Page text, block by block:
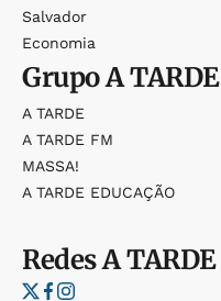
Salvador
Economia
GrupoA TARDE
A TARDE
A TARDE FM
MASSA!
A TARDE EDUCAÇÃO
RedesA TARDE